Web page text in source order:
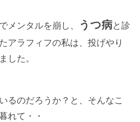
メンタルを崩し、 うつ病と診
アラフィフの私は、投げやり
した。
るのだろうか？と、そんなこ
れて・・